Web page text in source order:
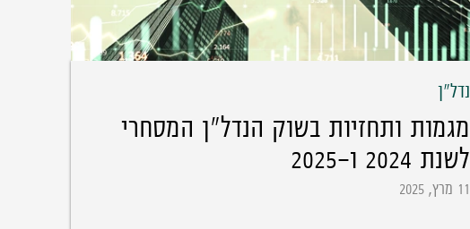
נדל"ן
מגמות ותחזיות בשוק הנדל"ן המסחרי
לשנת 2024 ו-2025
11 מרץ, 2025